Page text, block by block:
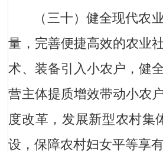
（三十）健全现代农
量，完善便捷高效的农业
术、装备引入小农户，健
营主体提质增效带动小农
度改革，发展新型农村集
设，保障农村妇女平等享